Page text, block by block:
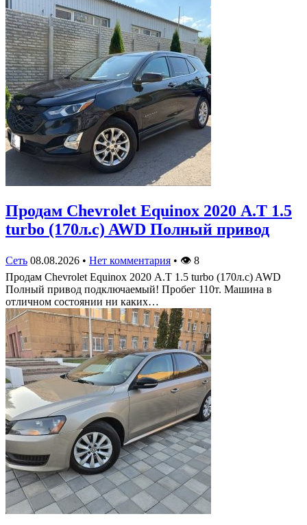
Продам Chevrolet Equinox 2020 А.Т 1.5
turbo (170л.с) AWD Полный привод
Сеть 08.08.2026 • Нет комментария • 👁 8
Продам Chevrolet Equinox 2020 А.Т 1.5 turbo (170л.с) AWD
Полный привод подключаемый! Пробег 110т. Машина в
отличном состоянии ни каких…